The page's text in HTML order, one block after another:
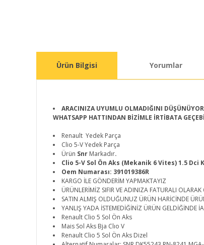
Ürün Bilgisi Yorumlar
ARACINIZA UYUMLU OLMADIĞINI
WHATSAPP HATTINDAN BİZİMLE İRTİBATA
Renault Yedek Parça
Clio 5-V Yedek Parça
Ürün Snr Markadır.
Clio 5-V Sol Ön Aks (Mekanik 6 Vites) 1.5 Dci
Oem Numarası: 391019386R
KARGO İLE GÖNDERİM YAPMAKTAYIZ
ÜRÜNLERİMİZ SIFIR VE ADINIZA FATURALI OLARAK
SATIN ALMIŞ OLDUĞUNUZ ÜRÜN HARİCİNDE
YANLIŞ YADA İSTEMEDİĞİNİZ ÜRÜN GELDİĞİNDE
Renault Clio 5 Sol Ön Aks
Mais Sol Aks Bja Clıo V
Renault Clio 5 Sol Ön Aks Dizel